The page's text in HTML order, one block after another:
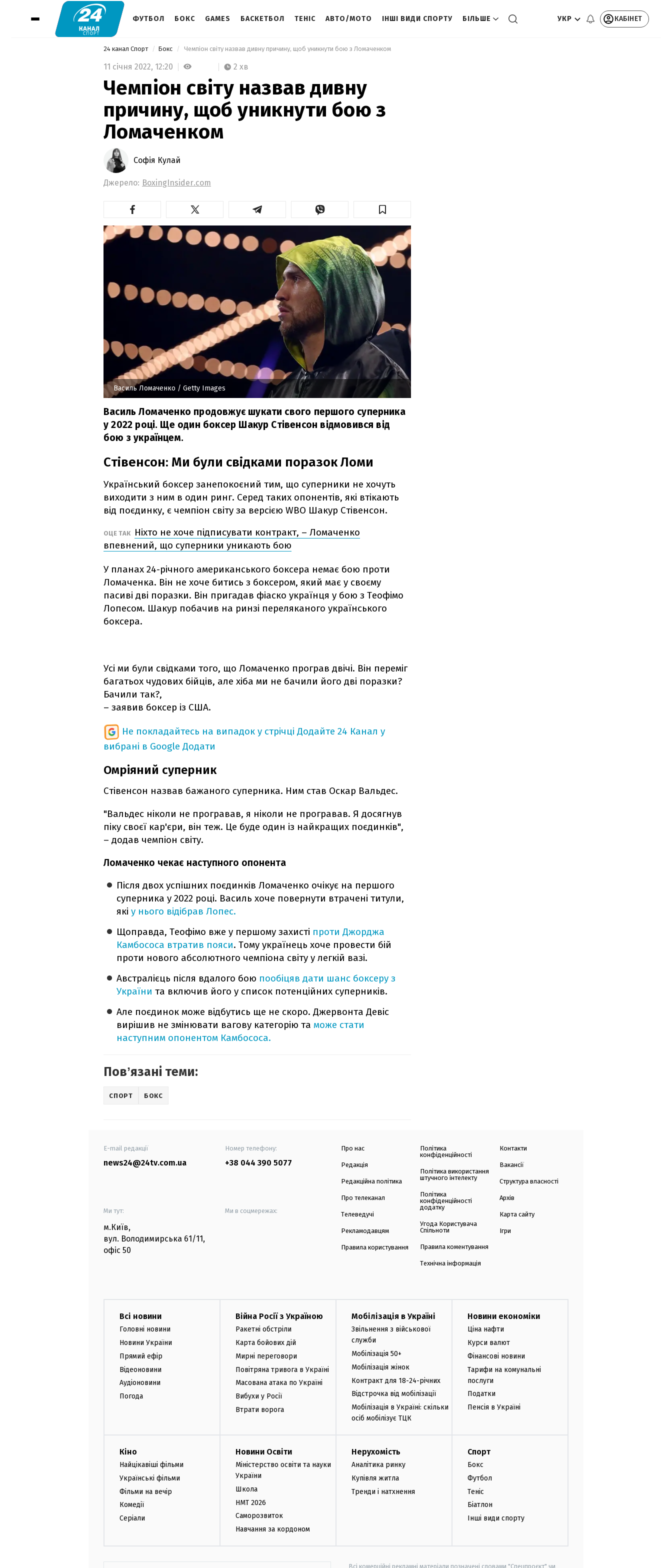
ФУТБОЛ БОКС GAMES БАСКЕТБОЛ ТЕНІС АВТО/МОТО ІНШІ ВИДИ СПОРТУ БІЛЬШЕ УКР КАБІНЕТ
24 канал Спорт Бокс Чемпіон світу назвав дивну причину, щоб уникнути бою з Ломаченком
11 січня 2022, 12:20 2 хв
Чемпіон світу назвав дивну
причину, щоб уникнути бою з
Ломаченком
Софія Кулай
Джерело: BoxingInsider.com
Василь Ломаченко / Getty Images
Василь Ломаченко продовжує шукати свого першого суперника
у 2022 році. Ще один боксер Шакур Стівенсон відмовився від
бою з українцем.
Стівенсон: Ми були свідками поразок Ломи
Український боксер занепокоєний тим, що суперники не хочуть
виходити з ним в один ринг. Серед таких опонентів, які втікають
від поєдинку, є чемпіон світу за версією WBO Шакур Стівенсон.
ОЦЕ ТАК
Ніхто не хоче підписувати контракт, – Ломаченко
впевнений, що суперники уникають бою
У планах 24-річного американського боксера немає бою проти
Ломаченка. Він не хоче битись з боксером, який має у своєму
пасиві дві поразки. Він пригадав фіаско українця у бою з Теофімо
Лопесом. Шакур побачив на ринзі переляканого українського
боксера.
Усі ми були свідками того, що Ломаченко програв двічі. Він переміг
багатьох чудових бійців, але хіба ми не бачили його дві поразки?
Бачили так?,
– заявив боксер із США.
Не покладайтесь на випадок у стрічці Додайте 24 Канал у
вибрані в Google Додати
Омріяний суперник
Стівенсон назвав бажаного суперника. Ним став Оскар Вальдес.
"Вальдес ніколи не програвав, я ніколи не програвав. Я досягнув
піку своєї кар'єри, він теж. Це буде один із найкращих поєдинків",
– додав чемпіон світу.
Ломаченко чекає наступного опонента
Після двох успішних поєдинків Ломаченко очікує на першого
суперника у 2022 році. Василь хоче повернути втрачені титули,
якіу нього відібрав Лопес.
Щоправда, Теофімо вже у першому захисті проти Джорджа
Камбососа втратив пояси. Тому українець хоче провести бій
проти нового абсолютного чемпіона світу у легкій вазі.
Австралієць після вдалого бою пообіцяв дати шанс боксеру з
України та включив його у список потенційних суперників.
Але поєдинок може відбутись ще не скоро. Джервонта Девіс
вирішив не змінювати вагову категорію та може стати
наступним опонентом Камбососа.
Повʼязані теми:
СПОРТ БОКС
E-mail редакції
news24@24tv.com.ua
Номер телефону:
+38 044 390 5077
Ми тут:
м.Київ,
вул. Володимирська 61/11,
офіс 50
Ми в соцмережах:
Про нас
Редакція
Редакційна політика
Про телеканал
Телеведучі
Рекламодавцям
Правила користування
Політика
конфіденційності
Політика використання
штучного інтелекту
Політика
конфіденційності
додатку
Угода Користувача
Спільноти
Правила коментування
Технічна інформація
Контакти
Вакансії
Структура власності
Архів
Карта сайту
Ігри
Всі новини
Головні новини
Новини України
Прямий ефір
Відеоновини
Аудіоновини
Погода
Війна Росії з Україною
Ракетні обстріли
Карта бойових дій
Мирні переговори
Повітряна тривога в Україні
Масована атака по Україні
Вибухи у Росії
Втрати ворога
Мобілізація в Україні
Звільнення з військової
служби
Мобілізація 50+
Мобілізація жінок
Контракт для 18-24-річних
Відстрочка від мобілізації
Мобілізація в Україні: скільки
осіб мобілізує ТЦК
Новини економіки
Ціна нафти
Курси валют
Фінансові новини
Тарифи на комунальні
послуги
Податки
Пенсія в Україні
Кіно
Найцікавіші фільми
Українські фільми
Фільми на вечір
Комедії
Серіали
Новини Освіти
Міністерство освіти та науки
України
Школа
НМТ 2026
Саморозвиток
Навчання за кордоном
Нерухомість
Аналітика ринку
Купівля житла
Тренди і натхнення
Спорт
Бокс
Футбол
Теніс
Біатлон
Інші види спорту
Всі комерційні рекламні матеріали позначені словами "Спецпроєкт" чи